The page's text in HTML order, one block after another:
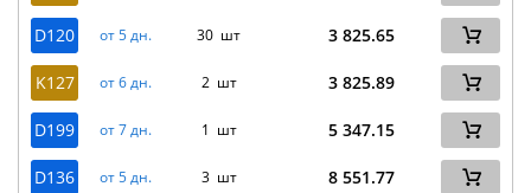
D120 от 5 дн. 30 шт 3 825.65
K127 от 6 дн. 2 шт 3 825.89
D199 от 7 дн. 1 шт 5 347.15
D136 от 5 дн. 3 шт 8 551.77